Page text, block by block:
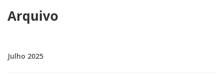
Arquivo
Julho 2025